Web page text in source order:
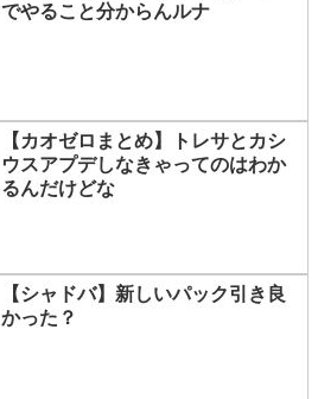
でやること分からんルナ
【カオゼロまとめ】トレサとカシ
ウスアプデしなきゃってのはわか
るんだけどな
【シャドバ】新しいパック引き良
かった？